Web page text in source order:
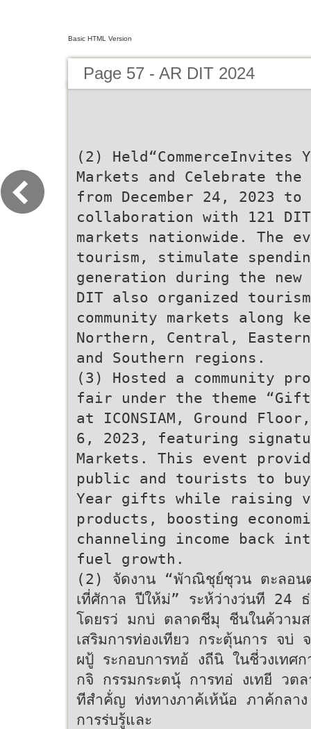
Basic HTML Version
Page 57 - AR DIT 2024
(2)
Markets and Celebrate
from December 24, 2023
collaboration with 121
markets nationwide. The
tourism, stimulate
generation during the
DIT also organized
community markets along
Northern, Central,
and Southern regions.
(3) Hosted a community
fair under the theme
at ICONSIAM, Ground
6, 2023, featuring
Markets. This event
public and tourists to buy
Year gifts while raising
products, boosting
channeling income back
fuel growth.
(2) จัดงาน “พัาณิชุย์ชุวน ตะลอน
เที่ศักาล ปีให้ม่” ระห้ว่างว่นที
โดยรว่ มกบ่ ตลาดชีมุ ชีนในค้วาม
เสริมการท่องเทียว กระตุ้นการ จ
ผปู้ ระกอบการทอ้ งถีนิ ในชี่วงเทศ
กจิ กรรมกระตนุ้ การทอ่ งเทยี วต
ทีสําค้่ญ ท่งทางภาค้เห้น้อ ภาค้กลา
การร่บรู้และ